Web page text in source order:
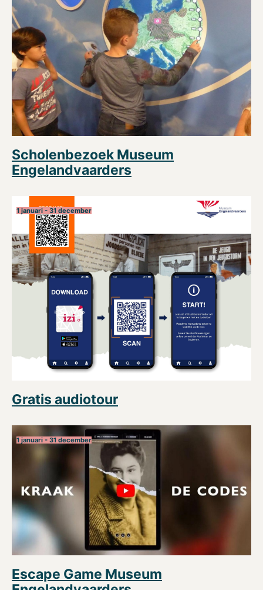
Scholenbezoek Museum
Engelandvaarders
1 januari - 31 december
Gratis audiotour
1 januari - 31 december
Escape Game Museum